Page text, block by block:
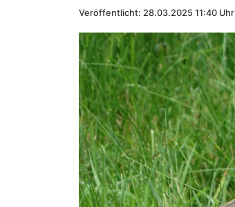
Veröffentlicht: 28.03.2025 11:40 Uhr